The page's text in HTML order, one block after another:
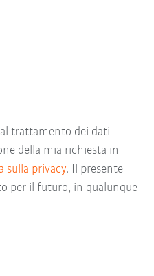
trattamento dei dati
della mia richiesta in
sulla privacy. Il presente
per il futuro, in qualunque